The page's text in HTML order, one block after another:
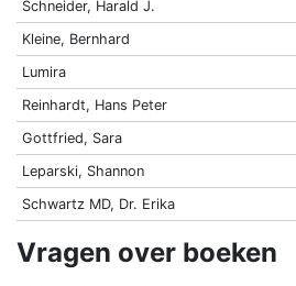
Schneider, Harald J.
Kleine, Bernhard
Lumira
Reinhardt, Hans Peter
Gottfried, Sara
Leparski, Shannon
Schwartz MD, Dr. Erika
Vragen over boeken